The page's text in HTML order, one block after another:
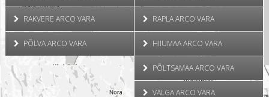
RAKVERE ARCO VARA
PÕLVA ARCO VARA
RAPLA ARCO VARA
HIIUMAA ARCO VARA
PÕLTSAMAA ARCO VARA
VALGA ARCO VARA